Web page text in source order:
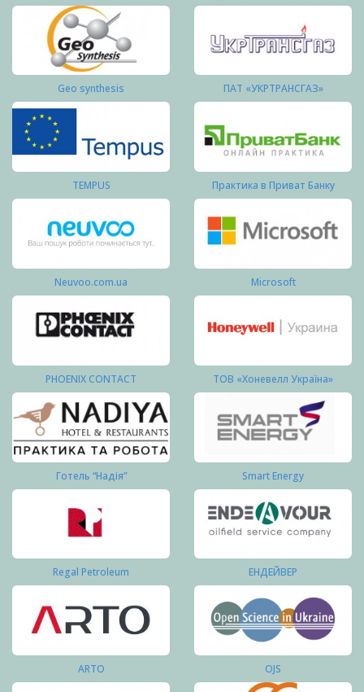
Geo synthesis ПАТ «УКРТРАНСГАЗ»
TEMPUS Практика в Приват Банку
Neuvoo.com.ua Microsoft
PHOENIX CONTACT ТОВ «Хоневелл Україна»
Готель “Надія” Smart Energy
Regal Petroleum ЕНДЕЙВЕР
ARTO OJS